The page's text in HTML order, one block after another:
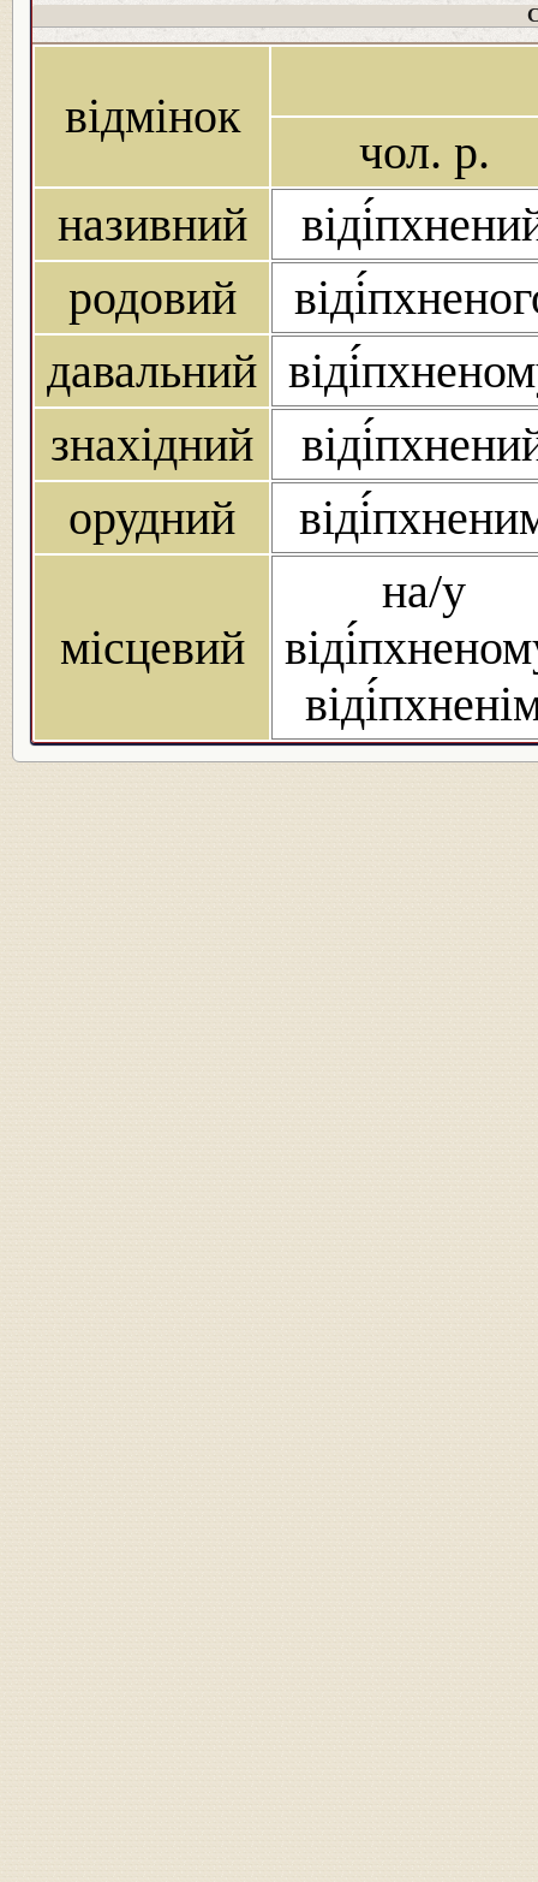
відмінок
чол. р.
називний
родовий
давальний
знахідний
орудний
місцевий
на/у